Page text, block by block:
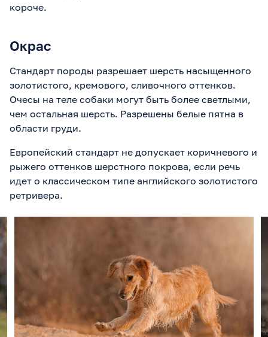
короче.
Окрас
Стандарт породы разрешает шерсть насыщенного
золотистого, кремового, сливочного оттенков.
Очесы на теле собаки могут быть более светлыми,
чем остальная шерсть. Разрешены белые пятна в
области груди.
Европейский стандарт не допускает коричневого и
рыжего оттенков шерстного покрова, если речь
идет о классическом типе английского золотистого
ретривера.